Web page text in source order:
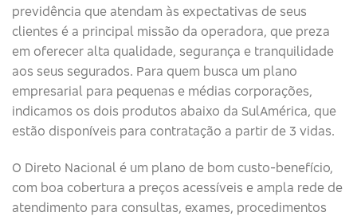
previdência que atendam às expectativas de seus
clientes é a principal missão da operadora, que preza
em oferecer alta qualidade, segurança e tranquilidade
aos seus segurados. Para quem busca um plano
empresarial para pequenas e médias corporações,
indicamos os dois produtos abaixo da SulAmérica, que
estão disponíveis para contratação a partir de 3 vidas.
O Direto Nacional é um plano de bom custo-benefício,
com boa cobertura a preços acessíveis e ampla rede de
atendimento para consultas, exames, procedimentos